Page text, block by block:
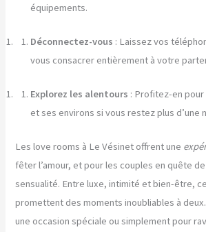
équipements.
Déconnectez-vous : Laissez vos
vous consacrer entièrement à votre
Explorez les alentours : Profitez-en
et ses environs si vous restez plus d’une
Les love rooms à Le Vésinet offrent une
fêter l’amour, et pour les couples en quête
sensualité. Entre luxe, intimité et bien-être,
promettent des moments inoubliables à
une occasion spéciale ou simplement pour